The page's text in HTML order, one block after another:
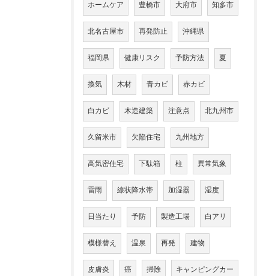
ホームケア 豊橋市 大府市 知多市
北名古屋市 再発防止 沖縄県
福岡県 健康リスク 予防方法 夏
換気 木材 青カビ 赤カビ
白カビ 木造建築 注意点 北九州市
久留米市 欠陥住宅 九州地方
高気密住宅 下駄箱 柱 異常気象
雷雨 線状降水帯 加湿器 湿度
日当たり 予防 製造工場 白アリ
模様替え 温泉 再発 建物
皮膚炎 癌 掃除 キャンピングカー